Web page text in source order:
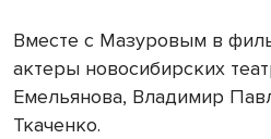
Вместе с Мазуровым в
актеры новосибирских
Емельянова, Владимир
Ткаченко.